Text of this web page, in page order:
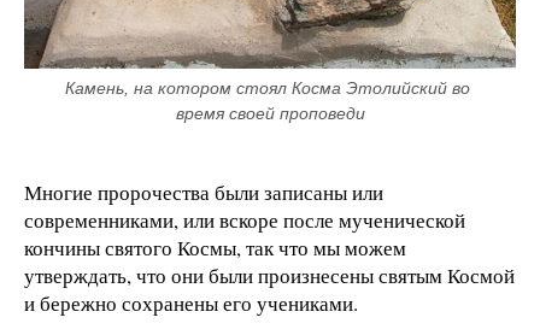
Камень, на котором стоял Косма Этолийский во
время своей проповеди
Многие пророчества были записаны или
современниками, или вскоре после мученической
кончины святого Космы, так что мы можем
утверждать, что они были произнесены святым Космой
и бережно сохранены его учениками.